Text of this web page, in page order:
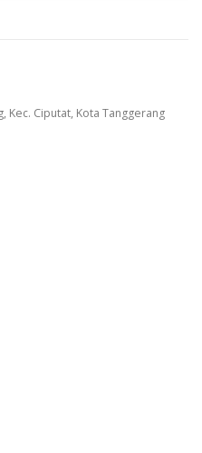
Kec. Ciputat, Kota Tanggerang